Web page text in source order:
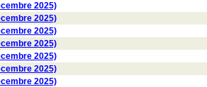
2025)
2025)
2025)
2025)
2025)
2025)
2025)